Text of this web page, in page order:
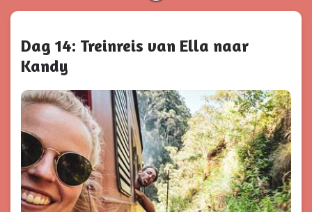
Dag 14: Treinreis van Ella naar
Kandy